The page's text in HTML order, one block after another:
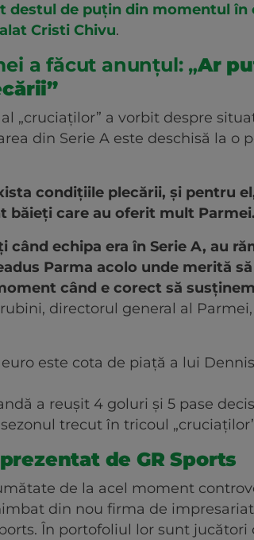
destul de puțin din momentul în
Cristi Chivu.
a făcut anunțul: „Ar
„cruciaților” a vorbit despre
din Serie A este deschisă la o
condițiile plecării, și pentru
băieți care au oferit mult Parmei.
când echipa era în Serie A, au
Parma acolo unde merită
când e corect să
directorul general al
este cota de piață a lui
a reușit 4 goluri și 5 pase
trecut în tricoul
de GR Sports
de la acel moment
din nou firma de
În portofoliul lor sunt